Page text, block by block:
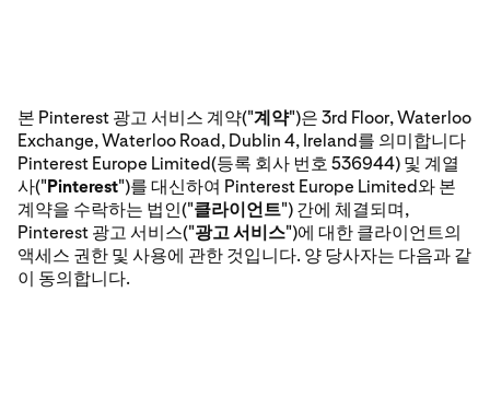
본 Pinterest 광고 서비스 계약("계약")은 3rd Floor, Waterloo
Exchange, Waterloo Road, Dublin 4, Ireland를 의미합니다
Pinterest Europe Limited(등록 회사 번호 536944) 및 계열
사("Pinterest")를 대신하여 Pinterest Europe Limited와 본
계약을 수락하는 법인("클라이언트") 간에 체결되며,
Pinterest 광고 서비스("광고 서비스")에 대한 클라이언트의
액세스 권한 및 사용에 관한 것입니다. 양 당사자는 다음과 같
이 동의합니다.